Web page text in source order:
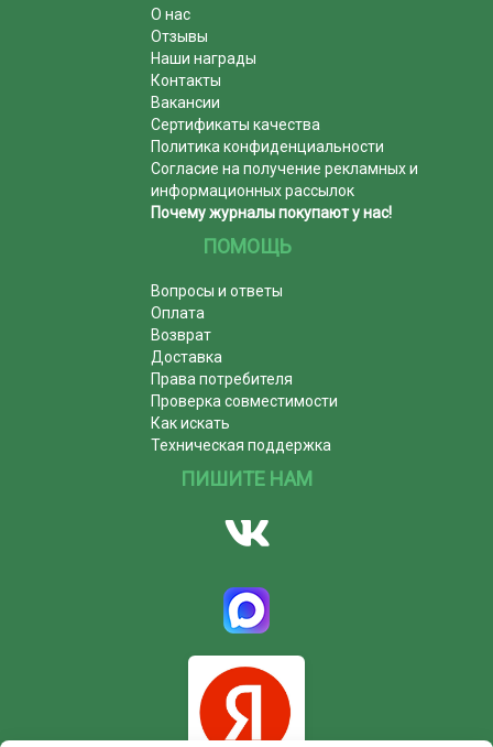
О нас
Отзывы
Наши награды
Контакты
Вакансии
Сертификаты качества
Политика конфиденциальности
Согласие на получение рекламных и
информационных рассылок
Почему журналы покупают у нас!
ПОМОЩЬ
Вопросы и ответы
Оплата
Возврат
Доставка
Права потребителя
Проверка совместимости
Как искать
Техническая поддержка
ПИШИТЕ НАМ